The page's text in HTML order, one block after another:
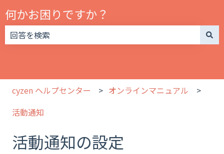
何かお困りですか？
cyzen ヘルプセンター
オンラインマニュアル
活動通知
活動通知の設定